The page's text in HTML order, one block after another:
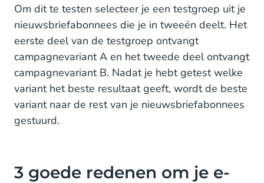
3. Hogere conversieratio
Test je e-mails met de Mobile Marketing Cloud
Om dit te testen selecteer je een testgroep uit je
nieuwsbriefabonnees die je in tweeën deelt. Het
eerste deel van de testgroep ontvangt
campagnevariant A en het tweede deel ontvangt
campagnevariant B. Nadat je hebt getest welke
variant het beste resultaat geeft, wordt de beste
variant naar de rest van je nieuwsbriefabonnees
gestuurd.
3 goede redenen om je e-